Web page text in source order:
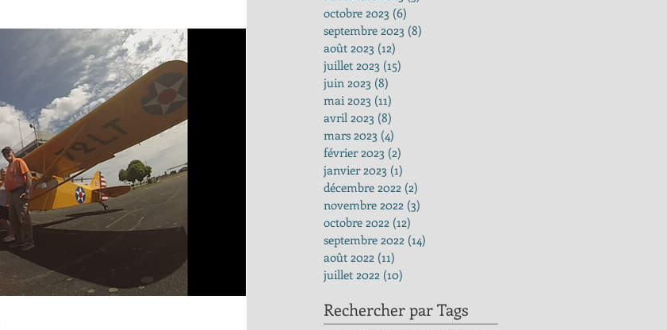
octobre 2023 (6)
septembre 2023 (8)
août 2023 (12)
juillet 2023 (15)
juin 2023 (8)
mai 2023 (11)
avril 2023 (8)
mars 2023 (4)
février 2023 (2)
janvier 2023 (1)
décembre 2022 (2)
novembre 2022 (3)
octobre 2022 (12)
septembre 2022 (14)
août 2022 (11)
juillet 2022 (10)
Rechercher par Tags